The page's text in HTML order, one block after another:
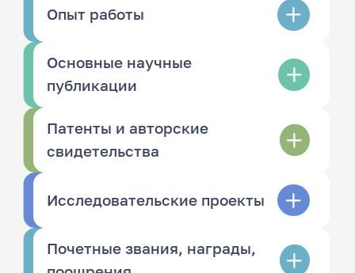
Опыт работы
Основные научные
публикации
Патенты и авторские
свидетельства
Исследовательские проекты
Почетные звания, награды,